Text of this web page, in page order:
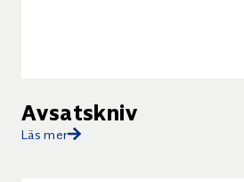
Avsatskniv
Läs mer